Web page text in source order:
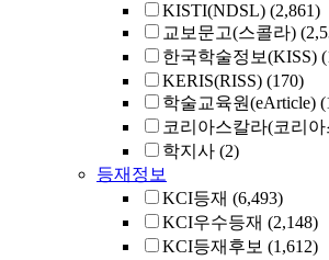
KISTI(NDSL) (2,861)
교보문고(스콜라)
한국학술정보(KISS)
KERIS(RISS) (170)
학술교육원(eArticle)
코리아스칼라(코리
학지사 (2)
등재정보
KCI등재 (6,493)
KCI우수등재 (2,148)
KCI등재후보 (1,612)